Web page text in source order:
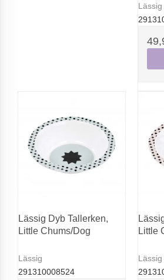
Lässig
Lässig Dyb Tallerken,
Little Chums/Dog
Lässig
291310008524
Little
Lässig